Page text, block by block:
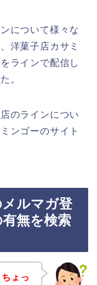
について様々な
洋菓子店カサミ
ラインで配信し
。
のラインについ
ンゴーのサイト
ルマガ登
無を検索
ょっ